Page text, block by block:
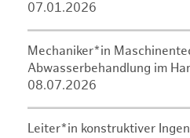
07.01.2026
Mechaniker*in
Abwasserbehandlung im
08.07.2026
Leiter*in konstruktiver